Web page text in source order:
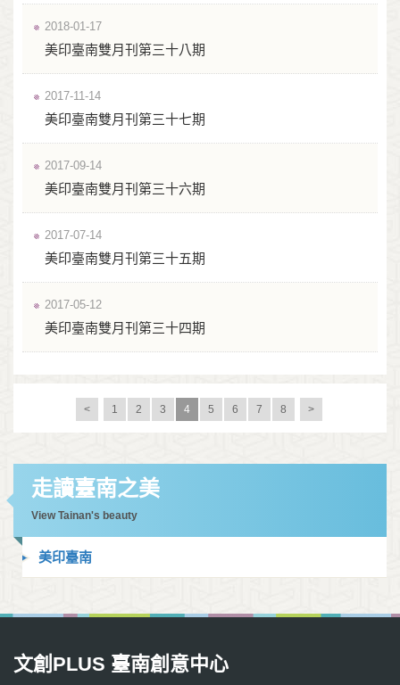
2018-01-17
美印臺南雙月刊第三十八期
2017-11-14
美印臺南雙月刊第三十七期
2017-09-14
美印臺南雙月刊第三十六期
2017-07-14
美印臺南雙月刊第三十五期
2017-05-12
美印臺南雙月刊第三十四期
< 1 2 3 4 5 6 7 8 >
走讀臺南之美
View Tainan's beauty
美印臺南
文創PLUS 臺南創意中心